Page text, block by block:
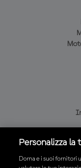
Personalizza la
Dorna e i suoi fornitori